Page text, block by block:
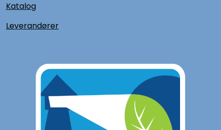
Katalog
Leverandører